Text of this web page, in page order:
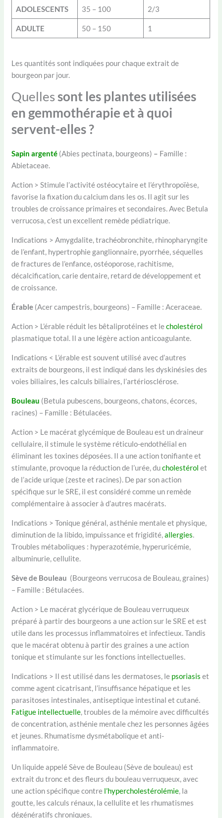
ADOLESCENTS 35 – 100 2/3
ADULTE 50 – 150 1
Les quantités sont indiquées pour chaque extrait de
bourgeon par jour.
Quelles sont les plantes utilisées
en gemmothérapie et à quoi
servent-elles ?
Sapin argenté (Abies pectinata, bourgeons) – Famille :
Abietaceae.
Action > Stimule l’activité ostéocytaire et l’érythropoïèse,
favorise la fixation du calcium dans les os. Il agit sur les
troubles de croissance primaires et secondaires. Avec Betula
verrucosa, c’est un excellent remède pédiatrique.
Indications > Amygdalite, trachéobronchite, rhinopharyngite
de l’enfant, hypertrophie ganglionnaire, pyorrhée, séquelles
de fractures de l’enfance, ostéoporose, rachitisme,
décalcification, carie dentaire, retard de développement et
de croissance.
Érable (Acer campestris, bourgeons) – Famille : Aceraceae.
Action > L’érable réduit les bêtaliprotéines et lecholestérol
plasmatique total. Il a une légère action anticoagulante.
Indications < L’érable est souvent utilisé avec d’autres
extraits de bourgeons, il est indiqué dans les dyskinésies des
voies biliaires, les calculs biliaires, l’artériosclérose.
Bouleau (Betula pubescens, bourgeons, chatons, écorces,
racines) – Famille : Bétulacées.
Action > Le macérat glycémique de Bouleau est un draineur
cellulaire, il stimule le système réticulo-endothélial en
éliminant les toxines déposées. Il a une action tonifiante et
stimulante, provoque la réduction de l’urée, ducholestérolet
de l’acide urique (zeste et racines). De par son action
spécifique sur le SRE, il est considéré comme un remède
complémentaire à associer à d’autres macérats.
Indications > Tonique général, asthénie mentale et physique,
diminution de la libido, impuissance et frigidité,allergies
Troubles métaboliques : hyperazotémie, hyperuricémie,
albuminurie, cellulite.
Sève de Bouleau (Bourgeons verrucosa de Bouleau, graines)
– Famille : Bétulacées.
Action > Le macérat glycérique de Bouleau verruqueux
préparé à partir des bourgeons a une action sur le SRE et est
utile dans les processus inflammatoires et infectieux. Tandis
que le macérat obtenu à partir des graines a une action
tonique et stimulante sur les fonctions intellectuelles.
Indications > Il est utilisé dans les dermatoses, le psoriasiset
comme agent cicatrisant, l’insuffisance hépatique et les
parasitoses intestinales, antiseptique intestinal et cutané.
Fatigue intellectuelle , troubles de la mémoire avec difficultés
de concentration, asthénie mentale chez les personnes âgées
et jeunes. Rhumatisme dysmétabolique et anti-
inflammatoire.
Un liquide appelé Sève de Bouleau (Sève de bouleau) est
extrait du tronc et des fleurs du bouleau verruqueux, avec
une action spécifique contre l’hypercholestérolémie , la
goutte, les calculs rénaux, la cellulite et les rhumatismes
dégénératifs chroniques.